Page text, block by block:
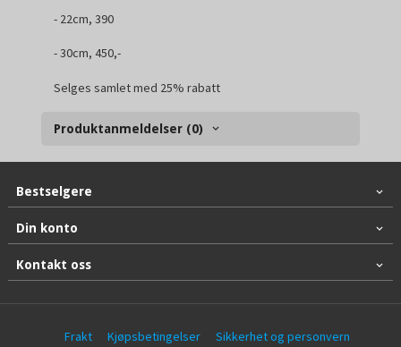
- 22cm, 390
- 30cm, 450,-
Selges samlet med 25% rabatt
Produktanmeldelser (0)
Bestselgere
Din konto
Kontakt oss
Frakt Kjøpsbetingelser Sikkerhet og personvern